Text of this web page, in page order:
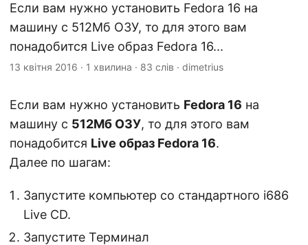
Если вам нужно установить Fedora 16 на
машину с 512Мб ОЗУ, то для этого вам
понадобится Live образ Fedora 16...
13 квітня 2016 · 1 хвилина · 83 слів · dimetrius
Если вам нужно установить Fedora 16 на
машину с 512Мб ОЗУ, то для этого вам
понадобится Live образ Fedora 16.
Далее по шагам:
Запустите компьютер со стандартного i686
Live CD.
Запустите Терминал